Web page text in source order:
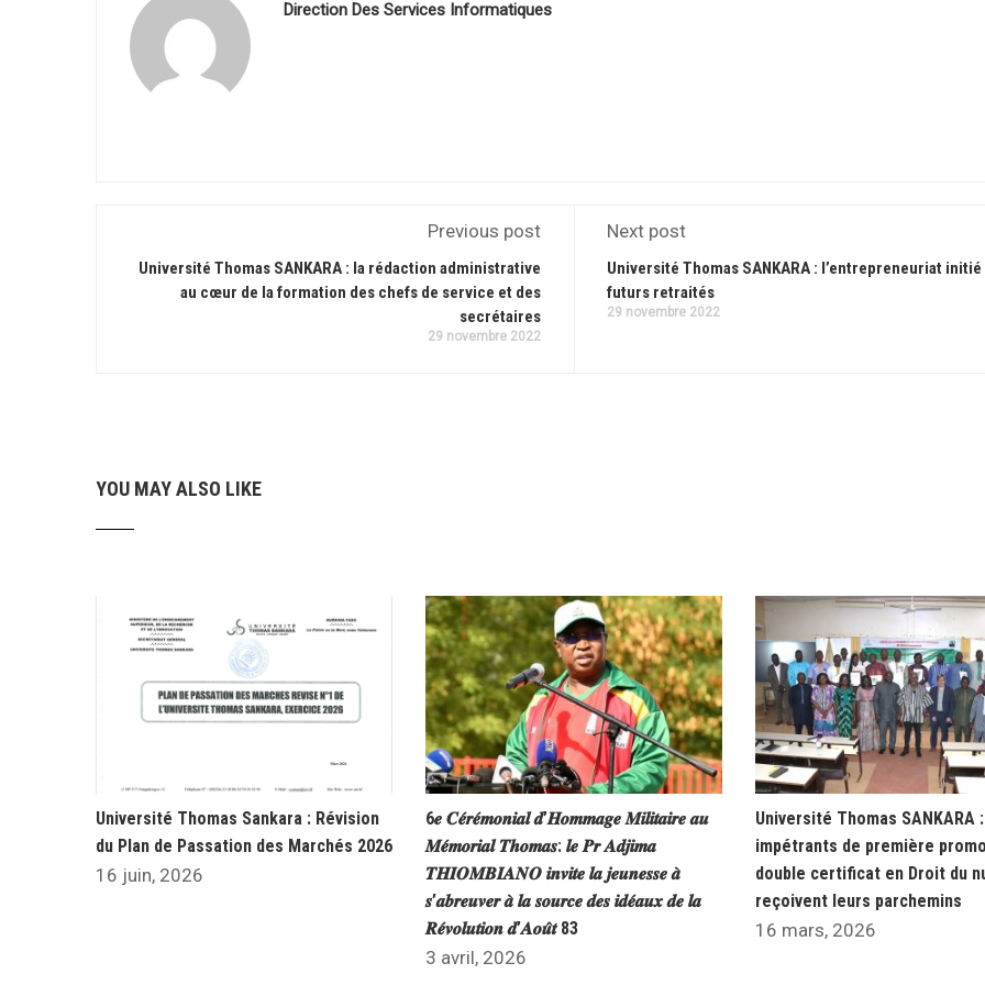
Direction Des Services Informatiques
Previous post
Université Thomas SANKARA : la rédaction administrative
au cœur de la formation des chefs de service et des
secrétaires
29 novembre 2022
Next post
Université Thomas SANKARA : l’entrepreneuriat initié
futurs retraités
29 novembre 2022
YOU MAY ALSO LIKE
Université Thomas Sankara : Révision
du Plan de Passation des Marchés 2026
16 juin, 2026
6𝒆 𝑪𝒆́𝒓𝒆́𝒎𝒐𝒏𝒊𝒂𝒍 𝒅’𝑯𝒐𝒎𝒎𝒂𝒈𝒆 𝑴𝒊𝒍𝒊𝒕𝒂𝒊𝒓𝒆 𝒂𝒖
𝑴𝒆́𝒎𝒐𝒓𝒊𝒂𝒍 𝑻𝒉𝒐𝒎𝒂𝒔: 𝒍𝒆 𝑷𝒓 𝑨𝒅𝒋𝒊𝒎𝒂
𝑻𝑯𝑰𝑶𝑴𝑩𝑰𝑨𝑵𝑶 𝒊𝒏𝒗𝒊𝒕𝒆 𝒍𝒂 𝒋𝒆𝒖𝒏𝒆𝒔𝒔𝒆 𝒂̀
𝒔’𝒂𝒃𝒓𝒆𝒖𝒗𝒆𝒓 𝒂̀ 𝒍𝒂 𝒔𝒐𝒖𝒓𝒄𝒆 𝒅𝒆𝒔 𝒊𝒅𝒆́𝒂𝒖𝒙 𝒅𝒆 𝒍𝒂
𝑹𝒆́𝒗𝒐𝒍𝒖𝒕𝒊𝒐𝒏 𝒅’𝑨𝒐𝒖̂𝒕 83
3 avril, 2026
Université Thomas SANKARA
impétrants de première
double certificat en Droit du
reçoivent leurs parchemins
16 mars, 2026